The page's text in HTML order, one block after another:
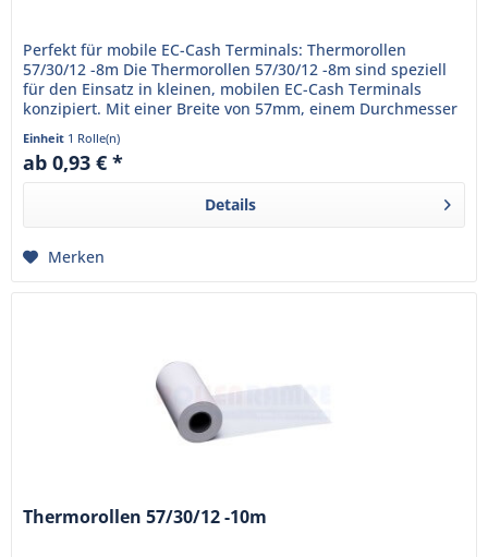
Perfekt für mobile EC-Cash Terminals: Thermorollen
57/30/12 -8m Die Thermorollen 57/30/12 -8m sind speziell
für den Einsatz in kleinen, mobilen EC-Cash Terminals
konzipiert. Mit einer Breite von 57mm, einem Durchmesser
von 30mm und...
Einheit 1 Rolle(n)
ab 0,93 € *
Details
Merken
Thermorollen 57/30/12 -10m